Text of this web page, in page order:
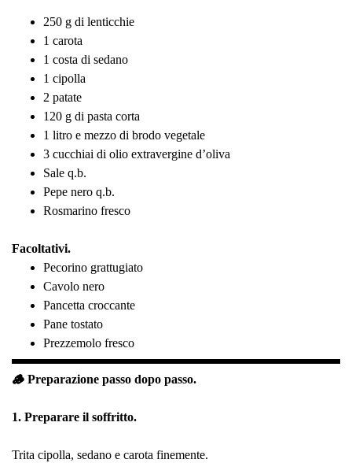
250 g di lenticchie
1 carota
1 costa di sedano
1 cipolla
2 patate
120 g di pasta corta
1 litro e mezzo di brodo vegetale
3 cucchiai di olio extravergine d’oliva
Sale q.b.
Pepe nero q.b.
Rosmarino fresco
Facoltativi.
Pecorino grattugiato
Cavolo nero
Pancetta croccante
Pane tostato
Prezzemolo fresco
🪵 Preparazione passo dopo passo.
1. Preparare il soffritto.
Trita cipolla, sedano e carota finemente.